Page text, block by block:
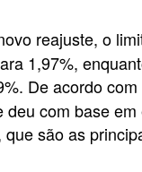
reajuste, o
1,97%,
De acordo
deu com base
são as